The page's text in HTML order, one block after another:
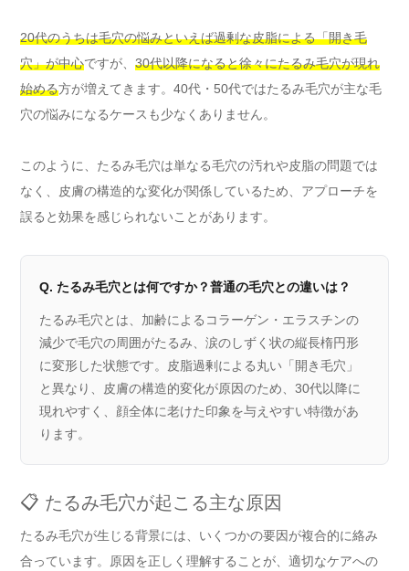
20代のうちは毛穴の悩みといえば過剰な皮脂による「開き毛
穴」が中心ですが、 30代以降になると徐々にたるみ毛穴が現れ
始める方が増えてきます。40代・50代ではたるみ毛穴が主な毛
穴の悩みになるケースも少なくありません。
このように、たるみ毛穴は単なる毛穴の汚れや皮脂の問題では
なく、皮膚の構造的な変化が関係しているため、アプローチを
誤ると効果を感じられないことがあります。
Q. たるみ毛穴とは何ですか？普通の毛穴との違いは？
たるみ毛穴とは、加齢によるコラーゲン・エラスチンの
減少で毛穴の周囲がたるみ、涙のしずく状の縦長楕円形
に変形した状態です。皮脂過剰による丸い「開き毛穴」
と異なり、皮膚の構造的変化が原因のため、30代以降に
現れやすく、顔全体に老けた印象を与えやすい特徴があ
ります。
📋 たるみ毛穴が起こる主な原因
たるみ毛穴が生じる背景には、いくつかの要因が複合的に絡み
合っています。原因を正しく理解することが、適切なケアへの